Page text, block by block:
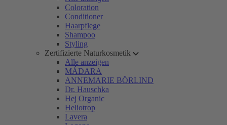
Coloration
Conditioner
Haarpflege
Shampoo
Styling
Zertifizierte Naturkosmetik
Alle anzeigen
MÁDARA
ANNEMARIE BÖRLIND
Dr. Hauschka
Hej Organic
Heliotrop
Lavera